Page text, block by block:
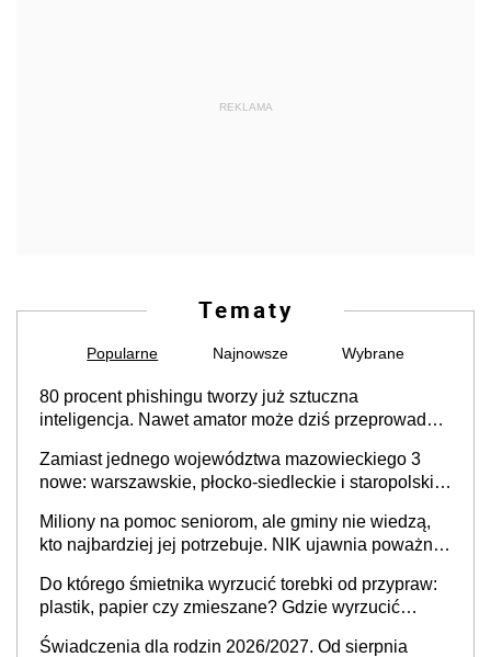
REKLAMA
Tematy
Popularne Najnowsze Wybrane
80 procent phishingu tworzy już sztuczna
inteligencja. Nawet amator może dziś przeprowadzić
Zamiast jednego województwa mazowieckiego 3
nowe: warszawskie, płocko-siedleckie i staropolskie.
stołecznych
Miliony na pomoc seniorom, ale gminy nie wiedzą,
kto najbardziej jej potrzebuje. NIK ujawnia poważną
Do którego śmietnika wyrzucić torebki od przypraw:
plastik, papier czy zmieszane? Gdzie wyrzucić
Świadczenia dla rodzin 2026/2027. Od sierpnia